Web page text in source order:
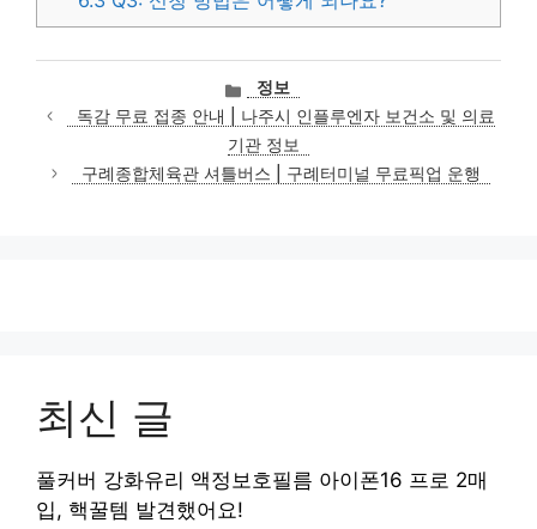
카
테
고
리
정보
독감 무료 접종 안내 | 나주시 인플루엔자 보건소 및 의료
기관 정보
구례종합체육관 셔틀버스 | 구례터미널 무료픽업 운행
최신 글
풀커버 강화유리 액정보호필름 아이폰16 프로 2매
입, 핵꿀템 발견했어요!